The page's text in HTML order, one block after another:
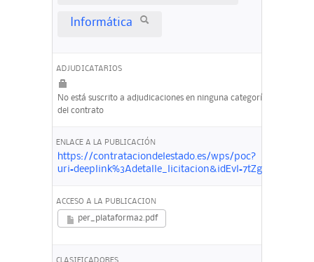
Informática
ADJUDICATARIOS
No está suscrito a adjudicaciones en ninguna categoría
del contrato
ENLACE A LA PUBLICACIÓN
https://contrataciondelestado.es/wps/poc?
ACCESO A LA PUBLICACION
per_plataforma2.pdf
CLASIFICADORES